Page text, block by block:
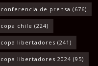
conferencia de prensa (676)
copa chile (224)
copa libertadores (241)
copa libertadores 2024 (95)